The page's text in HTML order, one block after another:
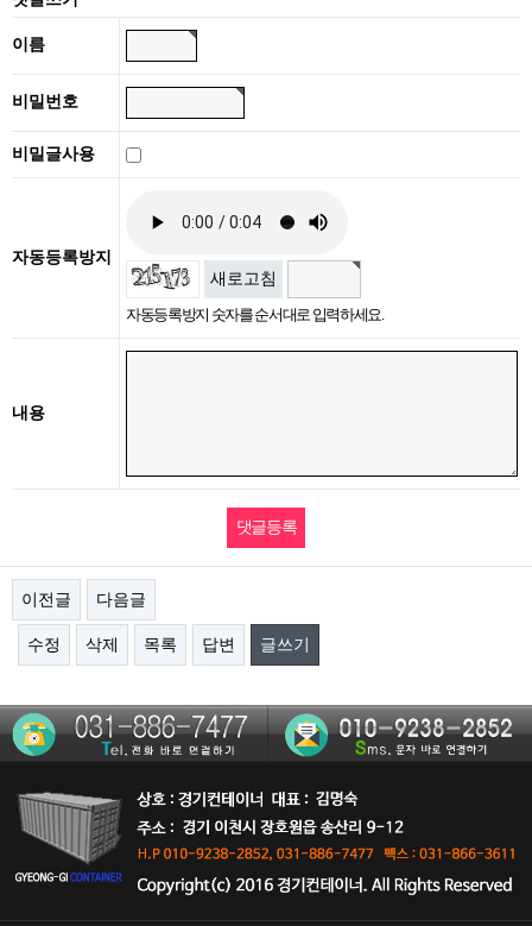
이름
비밀번호
비밀글사용
자동등록방지
새로고침
자동등록방지 숫자를 순서대로 입력하세요.
내용
이전글 다음글
수정 삭제 목록 답변 글쓰기